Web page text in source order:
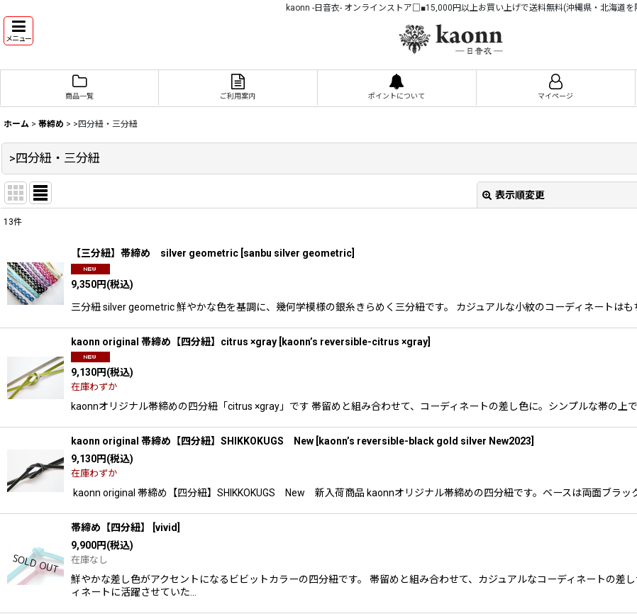
kaonn -日音衣- オンラインストア□■15,000円以上お買い上げで送料無料(沖縄県・北海道を
メニュー
商品一覧 ご利用案内 ポイントについて マイページ
ホーム > 帯締め > >四分紐・三分紐
>四分紐・三分紐
表示順変更
並び順:
絞り込む
13件
【三分紐】帯締め silver geometric sanbu silver geometric
9,350円(税込)
三分紐 silver geometric 鮮やかな色を基調に、幾何学模様の銀糸きらめく三分紐です。 カジュアルな小紋のコーディネートは
kaonn original 帯締め【四分紐】citrus ×gray kaonn’s reversible-citrus ×gray
9,130円(税込)
在庫わずか
kaonnオリジナル帯締めの四分紐「citrus ×gray」です 帯留めと組み合わせて、コーディネートの差し色に。シンプルな帯の上
kaonn original 帯締め【四分紐】SHIKKOKUGS New kaonn’s reversible-black gold silver New2023
9,130円(税込)
在庫わずか
kaonn original 帯締め【四分紐】SHIKKOKUGS New 新入荷商品 kaonnオリジナル帯締めの四分紐です。ベースは両面ブラッ
帯締め【四分紐】 vivid
9,900円(税込)
在庫なし
鮮やかな差し色がアクセントになるビビットカラーの四分紐です。 帯留めと組み合わせて、カジュアルなコーディネートの差
ィネートに活躍させていた…